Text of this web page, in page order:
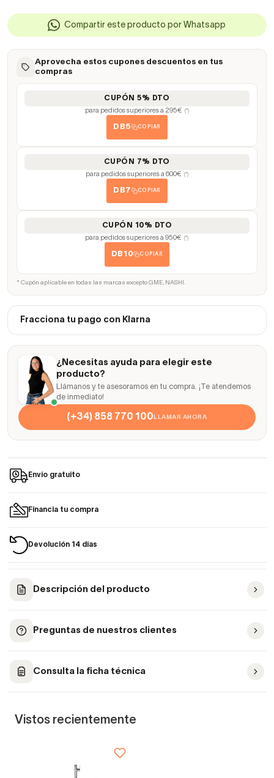
Compartir este producto por Whatsapp
Aprovecha estos cupones descuentos en tus
compras
CUPÓN 5% DTO
para pedidos superiores a 295€ (*)
DB5 COPIAR
CUPÓN 7% DTO
para pedidos superiores a 600€ (*)
DB7 COPIAR
CUPÓN 10% DTO
para pedidos superiores a 950€ (*)
DB10 COPIAR
* Cupón aplicable en todas las marcas excepto GME, NASHI.
Fracciona tu pago con Klarna
¿Necesitas ayuda para elegir este
producto?
Llámanos y te asesoramos en tu compra. ¡Te atendemos
de inmediato!
(+34) 858 770 100LLAMAR AHORA
Envío gratuito
Financia tu compra
Devolución 14 días
Descripción del producto
Preguntas de nuestros clientes
Consulta la ficha técnica
Vistos recientemente